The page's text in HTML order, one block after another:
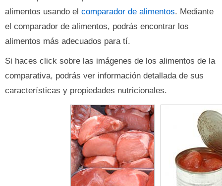
alimentos usando el comparador de alimentos. Mediante
el comparador de alimentos, podrás encontrar los
alimentos más adecuados para tí.
Si haces click sobre las imágenes de los alimentos de la
comparativa, podrás ver información detallada de sus
características y propiedades nutricionales.